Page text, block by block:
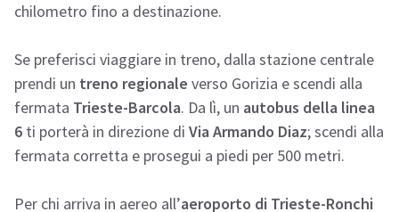
chilometro fino a destinazione.
Se preferisci viaggiare in treno, dalla stazione centrale
prendi un treno regionale verso Gorizia e scendi alla
fermata Trieste-Barcola. Da lì, un autobus della linea
6 ti porterà in direzione di Via Armando Diaz; scendi alla
fermata corretta e prosegui a piedi per 500 metri.
Per chi arriva in aereo all’aeroporto di Trieste-Ronchi